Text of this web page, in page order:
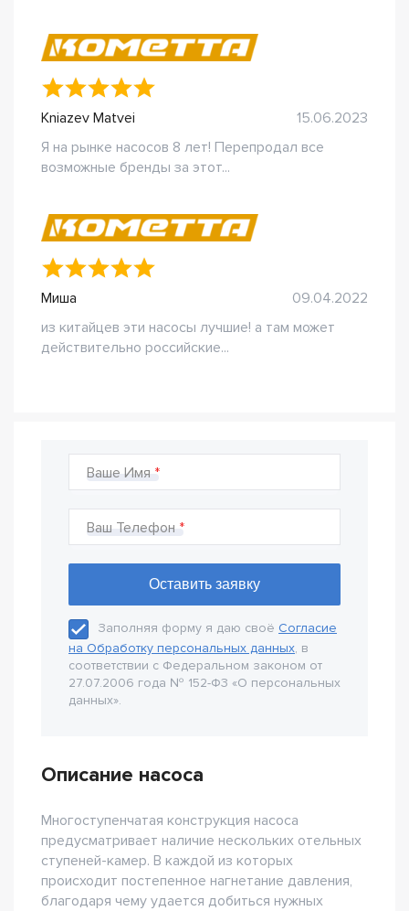
Kniazev Matvei
15.06.2023
Я на рынке насосов 8 лет! Перепродал все
возможные бренды за этот...
Миша
09.04.2022
из китайцев эти насосы лучшие! а там может
действительно российские...
Ваше Имя
Ваш Телефон
Заполняя форму я даю своё Согласие
на Обработку персональных данных, в
соответствии с Федеральном законом от
27.07.2006 года № 152-Ф3 «О персональных
данных».
Описание насоса
Многоступенчатая конструкция насоса
предусматривает наличие нескольких отельных
ступеней-камер. В каждой из которых
происходит постепенное нагнетание давления,
благодаря чему удается добиться нужных